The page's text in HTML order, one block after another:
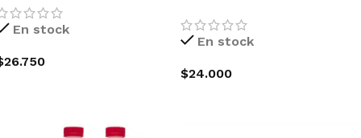
En stock
26.750
En stock
$24.000